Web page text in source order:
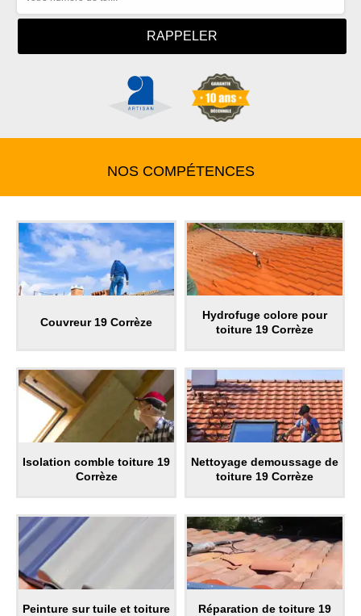
NOS COMPÉTENCES
Couvreur 19 Corrèze
Hydrofuge colore pour
toiture 19 Corrèze
Isolation comble toiture 19
Corrèze
Nettoyage demoussage de
toiture 19 Corrèze
Peinture sur tuile et toiture
Réparation de toiture 19